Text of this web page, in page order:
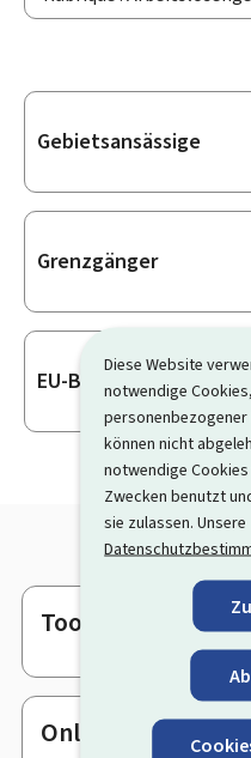
Diese Website
notwendige
personenbezogener
können nicht
notwendige
Zwecken benutzt
sie zulassen. Unsere
Unterrubriken
Gebietsansässige
Grenzgänger
EU-Bürger
Footer
Tools
Online-Dienste &